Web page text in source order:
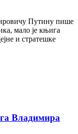
Путину пише
мало је књига
и стратешке
Владимира